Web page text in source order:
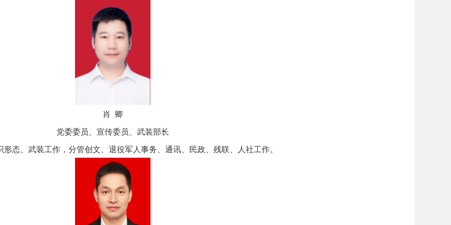
肖 卿
党委委员、宣传委员、武装部长
形态、武装工作，分管创文、退役军人事务、通讯、民政、残联、人社工作。